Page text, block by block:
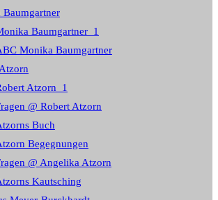
Baumgartner_1
Monika Baumgartner
Atzorn_1
@ Robert Atzorn
Buch
Begegnungen
@ Angelika Atzorn
Kautsching